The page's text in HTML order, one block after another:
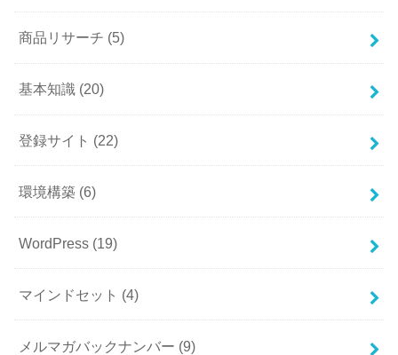
商品リサーチ (5)
基本知識 (20)
登録サイト (22)
環境構築 (6)
WordPress (19)
マインドセット (4)
メルマガバックナンバー (9)